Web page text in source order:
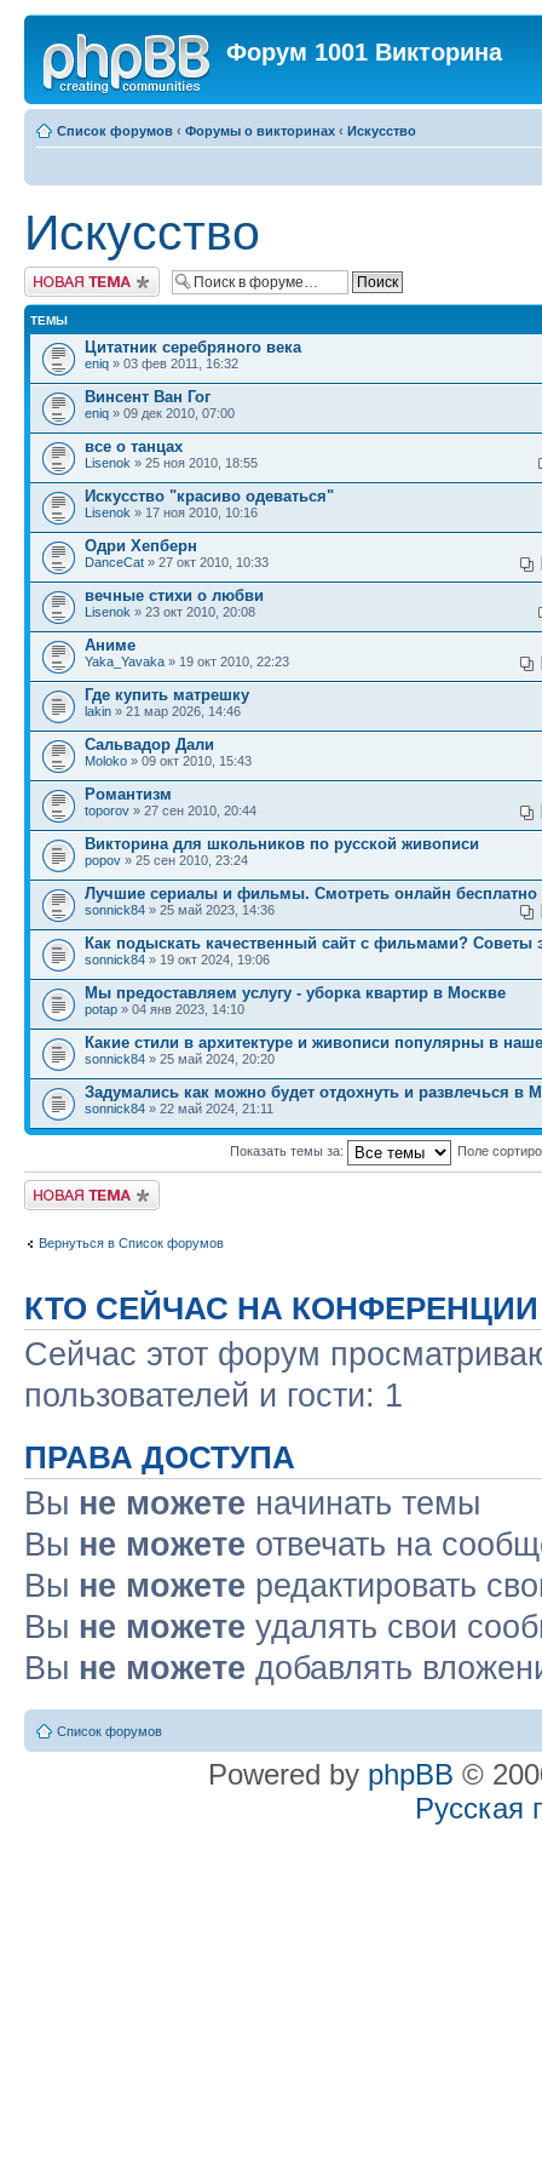
Форум 1001 Викторина
Список форумов ‹ Форумы о викторинах ‹ Искусство
Искусство
Новая тема
ТЕМЫ
Цитатник серебряного века
eniq » 03 фев 2011, 16:32
Винсент Ван Гог
eniq » 09 дек 2010, 07:00
все о танцах
Lisenok » 25 ноя 2010, 18:55
Искусство "красиво одеваться"
Lisenok » 17 ноя 2010, 10:16
Одри Хепберн
DanceCat » 27 окт 2010, 10:33
вечные стихи о любви
Lisenok » 23 окт 2010, 20:08
Аниме
Yaka_Yavaka » 19 окт 2010, 22:23
Где купить матрешку
lakin » 21 мар 2026, 14:46
Сальвадор Дали
Moloko » 09 окт 2010, 15:43
Романтизм
toporov » 27 сен 2010, 20:44
Викторина для школьников по русской живописи
popov » 25 сен 2010, 23:24
Лучшие сериалы и фильмы. Смотреть онлайн бесплатно
sonnick84 » 25 май 2023, 14:36
Как подыскать качественный сайт с фильмами? Советы
sonnick84 » 19 окт 2024, 19:06
Мы предоставляем услугу - уборка квартир в Москве
potap » 04 янв 2023, 14:10
Какие стили в архитектуре и живописи популярны в
sonnick84 » 25 май 2024, 20:20
Задумались как можно будет отдохнуть и развлечься в
sonnick84 » 22 май 2024, 21:11
Показать темы за: Поле
Новая тема
Вернуться в Список форумов
КТО СЕЙЧАС НА КОНФЕРЕНЦИИ
Сейчас этот форум
пользователей и гости: 1
ПРАВА ДОСТУПА
Вы не можете начинать темы
Вы не можете отвечать на
Вы не можете редактировать
Вы не можете удалять свои
Вы не можете добавлять
Список форумов
Powered by phpBB ©
Русская